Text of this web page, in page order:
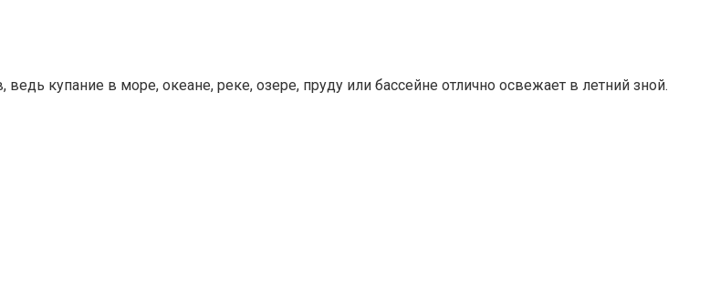
купание в море, океане, реке, озере, пруду или бассейне отлично освежает в летний зной.